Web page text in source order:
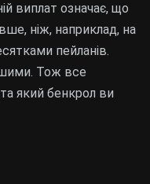
виплат означає, що
ніж, наприклад, на
пейланів.
Тож все
який бенкрол ви